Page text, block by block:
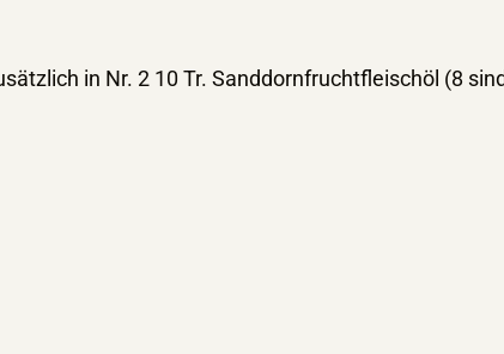
in Nr. 2 10 Tr. Sanddornfruchtfleischöl (8